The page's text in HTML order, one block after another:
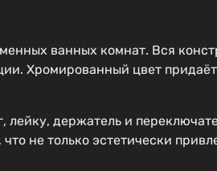
ванных комнат. Вся
Хромированный цвет
держатель и
не только эстетически